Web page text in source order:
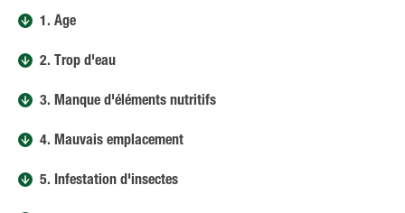
1. Âge
2. Trop d'eau
3. Manque d'éléments nutritifs
4. Mauvais emplacement
5. Infestation d'insectes